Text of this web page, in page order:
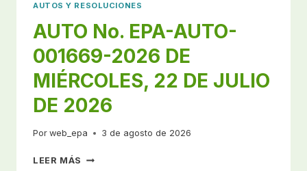
AUTOS Y RESOLUCIONES
AUTO No. EPA-AUTO-
001669-2026 DE
MIÉRCOLES, 22 DE JULIO
DE 2026
Por web_epa 3 de agosto de 2026
LEER MÁS AUTO